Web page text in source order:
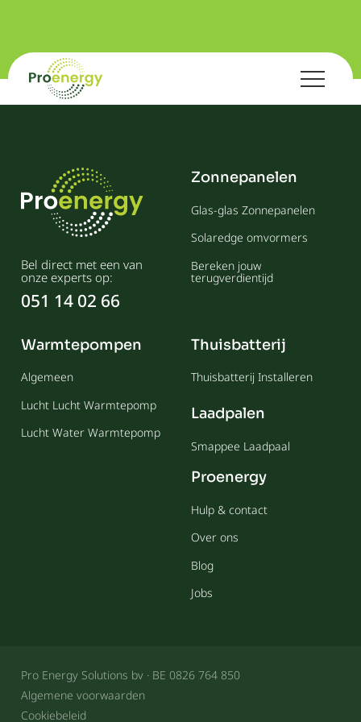
Bel direct met een van
onze experts op:
051 14 02 66
Zonnepanelen
Glas-glas Zonnepanelen
Solaredge omvormers
Bereken jouw
terugverdientijd
Warmtepompen
Algemeen
Lucht Lucht Warmtepomp
Lucht Water Warmtepomp
Thuisbatterij
Thuisbatterij Installeren
Laadpalen
Smappee Laadpaal
Proenergy
Hulp & contact
Over ons
Blog
Jobs
Pro Energy Solutions bv · BE 0826 764 850
Algemene voorwaarden
Cookiebeleid